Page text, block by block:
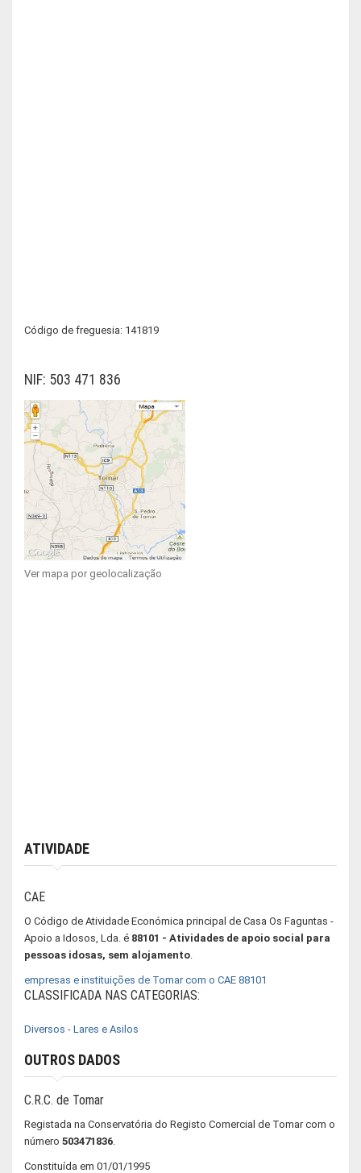
Código de freguesia: 141819
NIF: 503 471 836
Ver mapa por geolocalização
ATIVIDADE
CAE
O Código de Atividade Económica principal de Casa Os Faguntas -
Apoio a Idosos, Lda. é 88101 - Atividades de apoio social para
pessoas idosas, sem alojamento.
empresas e instituições de Tomar com o CAE 88101
CLASSIFICADA NAS CATEGORIAS:
Diversos - Lares e Asilos
OUTROS DADOS
C.R.C. de Tomar
Registada na Conservatória do Registo Comercial de Tomar com o
número 503471836.
Constituída em 01/01/1995